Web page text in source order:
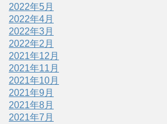
2022年5月
2022年4月
2022年3月
2022年2月
2021年12月
2021年11月
2021年10月
2021年9月
2021年8月
2021年7月